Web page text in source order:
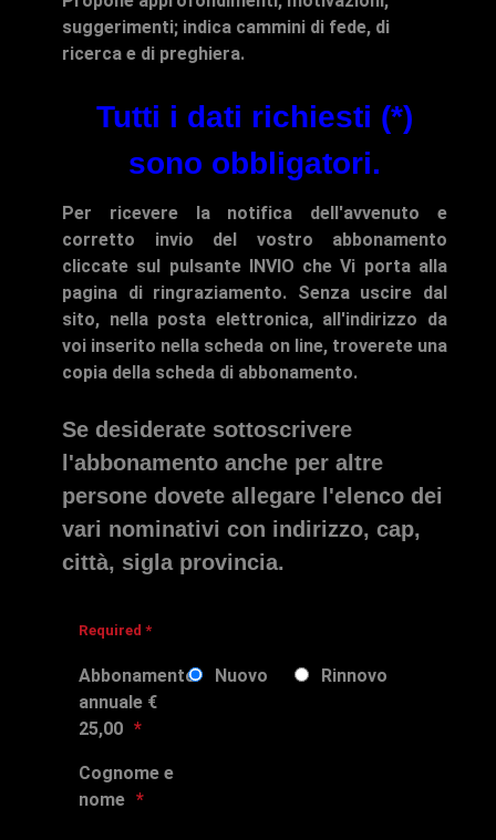
suggerimenti; indica cammini di fede, di
ricerca e di preghiera.
Tutti i dati richiesti (*)
sono obbligatori.
Per ricevere la notifica dell'avvenuto e
corretto invio del vostro abbonamento
cliccate sul pulsante INVIO che Vi porta alla
pagina di ringraziamento. Senza uscire dal
sito, nella posta elettronica, all'indirizzo da
voi inserito nella scheda on line, troverete una
copia della scheda di abbonamento.
Se desiderate sottoscrivere
l'abbonamento anche per altre
persone dovete allegare l'elenco dei
vari nominativi con indirizzo, cap,
città, sigla provincia.
Required *
Abbonamento
annuale €
25,00
Nuovo Rinnovo
Cognome e
nome